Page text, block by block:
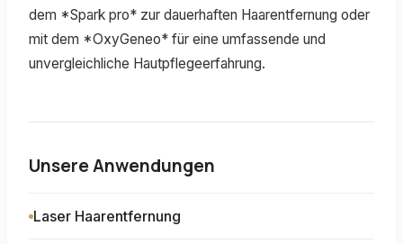
dem *Spark pro* zur dauerhaften Haarentfernung oder
mit dem *OxyGeneo* für eine umfassende und
unvergleichliche Hautpflegeerfahrung.
Unsere Anwendungen
Laser Haarentfernung